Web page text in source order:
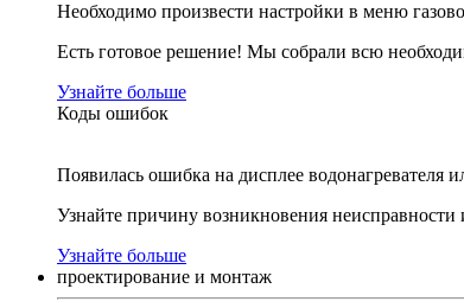
Необходимо произвести настройки в меню
Есть готовое решение! Мы собрали всю
Узнайте больше
Коды ошибок
Появилась ошибка на дисплее водонагревателя
Узнайте причину возникновения
Узнайте больше
проектирование и монтаж